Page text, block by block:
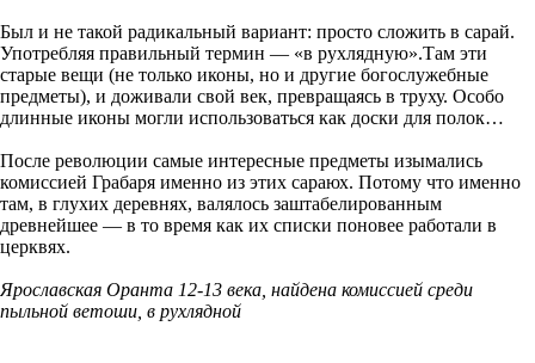
Был и не такой радикальный вариант: просто сложить в сарай.
Употребляя правильный термин — «в рухлядную».Там эти
старые вещи (не только иконы, но и другие богослужебные
предметы), и доживали свой век, превращаясь в труху. Особо
длинные иконы могли использоваться как доски для полок…
После революции самые интересные предметы изымались
комиссией Грабаря именно из этих сараюх. Потому что именно
там, в глухих деревнях, валялось заштабелированным
древнейшее — в то время как их списки поновее работали в
церквях.
Ярославская Оранта 12-13 века, найдена комиссией среди
пыльной ветоши, в рухлядной